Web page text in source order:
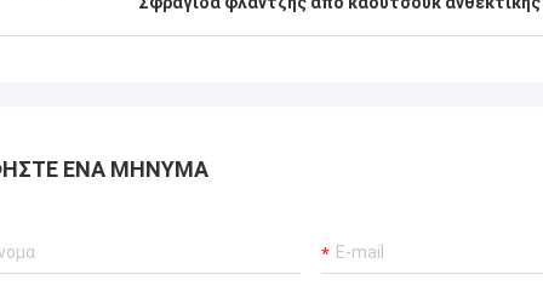
μηδενικές
ΈΝΑ ΜΉΝΥΜΑ